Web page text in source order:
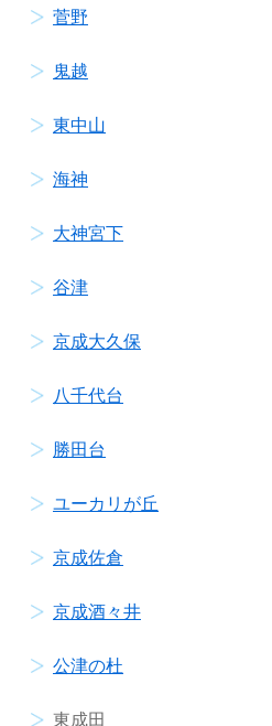
菅野
鬼越
東中山
海神
大神宮下
谷津
京成大久保
八千代台
勝田台
ユーカリが丘
京成佐倉
京成酒々井
公津の杜
東成田